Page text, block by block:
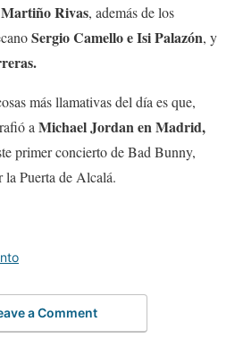
Rivas, además de los
Sergio Camello e Isi Palazón, y
más llamativas del día es que,
a Michael Jordan en Madrid,
primer concierto de Bad Bunny,
la Puerta de Alcalá.
a Comment